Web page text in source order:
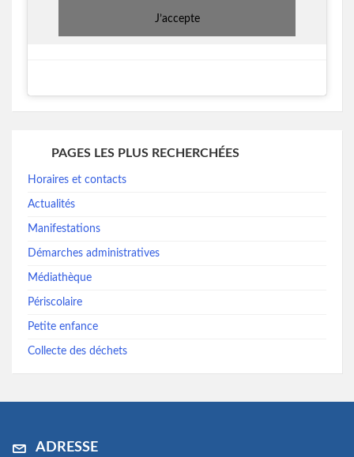
J’accepte
PAGES LES PLUS RECHERCHÉES
Horaires et contacts
Actualités
Manifestations
Démarches administratives
Médiathèque
Périscolaire
Petite enfance
Collecte des déchets
ADRESSE